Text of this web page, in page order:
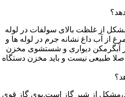
از غلظت بالای سولفات در لوله
از آب داغ نشانه جرم در لوله ها و
آبگرمکن دیواری و شستشوی مخزن
اصلا طبیعی نیست و باید مخزن دستگاه
از شیر گاز است.بوی گاز قوی